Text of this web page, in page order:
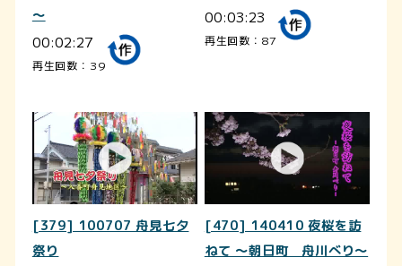
～
00:02:27
再生回数：39
00:03:23
再生回数：87
[379] 100707 舟見七夕
祭り
[470] 140410 夜桜を訪
ねて ～朝日町 舟川べり～